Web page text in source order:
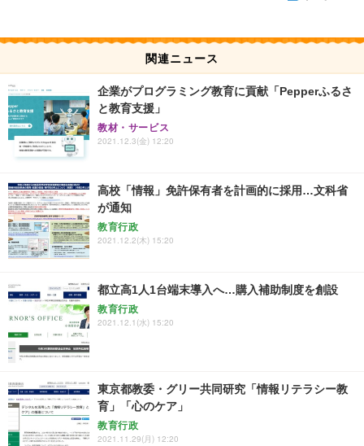
関連ニュース
企業がプログラミング教育に貢献「Pepperふるさ
と教育支援」
教材・サービス
2021.12.3(金) 12:20
高校「情報」免許保有者を計画的に採用…文科省
が通知
教育行政
2021.12.2(木) 15:20
都立高1人1台端末導入へ…購入補助制度を創設
教育行政
2021.12.1(水) 15:20
東京都教委・グリー共同研究「情報リテラシー教
育」「心のケア」
教育行政
2021.11.29(月) 12:20